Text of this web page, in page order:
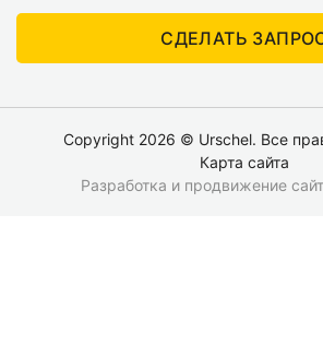
СДЕЛАТЬ
Copyright 2026 © Urschel. Все
Карта сайта
Разработка и продвижение